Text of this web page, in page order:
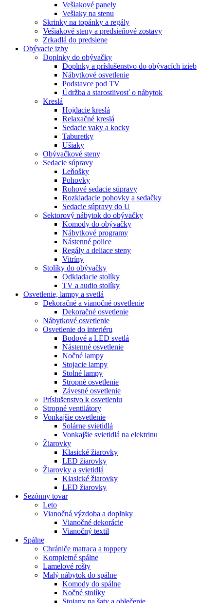
Vešiakové panely
Vešiaky na stenu
Skrinky na topánky a regály
Vešiakové steny a predsieňové zostavy
Zrkadlá do predsiene
Obývacie izby
Doplnky do obývačky
Doplnky a príslušenstvo do obývacích izieb
Nábytkové osvetlenie
Podstavce pod TV
Údržba a starostlivosť o nábytok
Kreslá
Hojdacie kreslá
Relaxačné kreslá
Sedacie vaky a kocky
Taburetky
Ušiaky
Obývačkové steny
Sedacie súpravy
Leňošky
Pohovky
Rohové sedacie súpravy
Rozkladacie pohovky a sedačky
Sedacie súpravy do U
Sektorový nábytok do obývačky
Komody do obývačky
Nábytkové programy
Nástenné police
Regály a deliace steny
Vitríny
Stolíky do obývačky
Odkladacie stolíky
TV a audio stolíky
Osvetlenie, lampy a svetlá
Dekoračné a vianočné osvetlenie
Dekoračné osvetlenie
Nábytkové osvetlenie
Osvetlenie do interiéru
Bodové a LED svetlá
Nástenné osvetlenie
Nočné lampy
Stojacie lampy
Stolné lampy
Stropné osvetlenie
Závesné osvetlenie
Príslušenstvo k osvetleniu
Stropné ventilátory
Vonkajšie osvetlenie
Solárne svietidlá
Vonkajšie svietidlá na elektrinu
Žiarovky
Klasické žiarovky
LED žiarovky
Žiarovky a svietidlá
Klasické žiarovky
LED žiarovky
Sezónny tovar
Leto
Vianočná výzdoba a doplnky
Vianočné dekorácie
Vianočný textil
Spálne
Chrániče matraca a toppery
Kompletné spálne
Lamelové rošty
Malý nábytok do spálne
Komody do spálne
Nočné stolíky
Stojany na šaty a oblečenie